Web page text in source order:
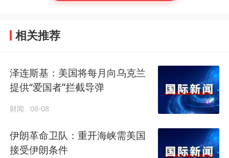
相关推荐
泽连斯基：美国将每月向乌克兰
提供“爱国者”拦截导弹
财闻 08-08
伊朗革命卫队：重开海峡需美国
接受伊朗条件